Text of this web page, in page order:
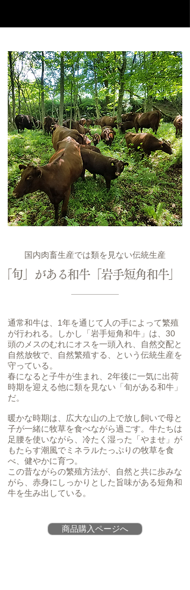
国内肉畜生産では類を見ない伝統生産
「旬」がある和牛「岩手短角和牛」
通常和牛は、1年を通じて人の手によって繁殖
が行われる。しかし「岩手短角和牛」は、30
頭のメスのむれにオスを一頭入れ、自然交配と
自然放牧で、自然繁殖する、という伝統生産を
守っている。
春になると子牛が生まれ、2年後に一気に出荷
時期を迎える他に類を見ない「旬がある和牛」
だ。
暖かな時期は、広大な山の上で放し飼いで母と
子が一緒に牧草を食べながら過ごす。牛たちは
足腰を使いながら、冷たく湿った「やませ」が
もたらす潮風でミネラルたっぷりの牧草を食
べ、健やかに育つ。
この昔ながらの繁殖方法が、自然と共に歩みな
がら、赤身にしっかりとした旨味がある短角和
牛を生み出している。
商品購入ページへ